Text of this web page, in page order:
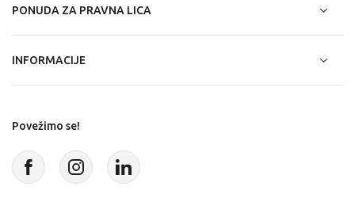
PONUDA ZA PRAVNA LICA
INFORMACIJE
Povežimo se!